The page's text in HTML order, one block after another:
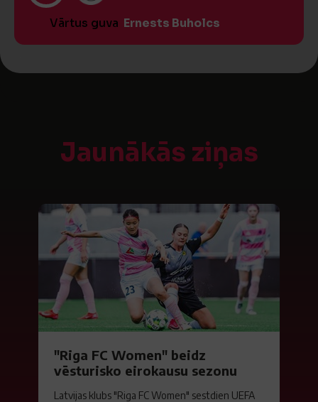
Vārtus guva Ernests Buholcs
Jaunākās ziņas
"Riga FC Women" beidz
vēsturisko eirokausu sezonu
Latvijas klubs "Riga FC Women" sestdien UEFA